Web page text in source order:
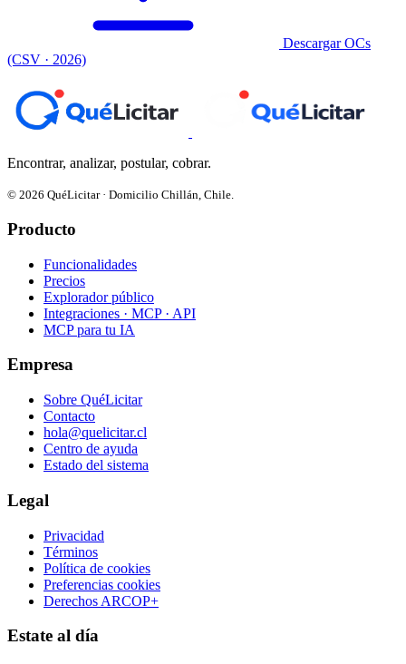
Descargar OCs
(CSV · 2026)
Encontrar, analizar, postular, cobrar.
© 2026 QuéLicitar · Domicilio Chillán, Chile.
Producto
Funcionalidades
Precios
Explorador público
Integraciones · MCP · API
MCP para tu IA
Empresa
Sobre QuéLicitar
Contacto
hola@quelicitar.cl
Centro de ayuda
Estado del sistema
Legal
Privacidad
Términos
Política de cookies
Preferencias cookies
Derechos ARCOP+
Estate al día